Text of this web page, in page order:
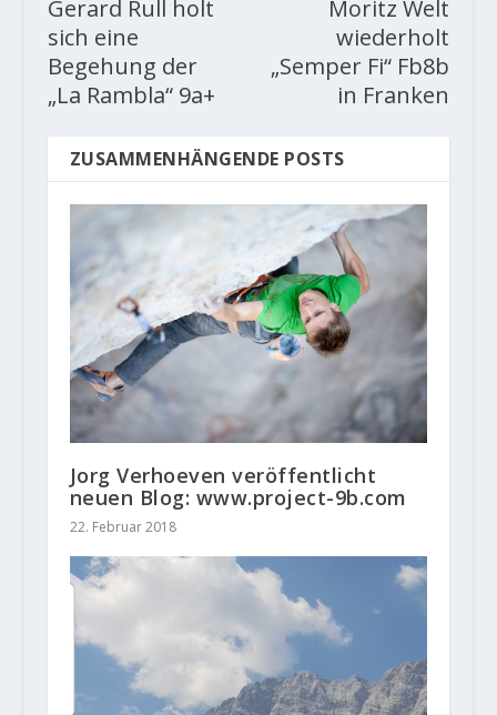
Gerard Rull holt
sich eine
Begehung der
„La Rambla“ 9a+
Moritz Welt
wiederholt
„Semper Fi“ Fb8b
in Franken
ZUSAMMENHÄNGENDE POSTS
Jorg Verhoeven veröffentlicht
neuen Blog: www.project-9b.com
22. Februar 2018